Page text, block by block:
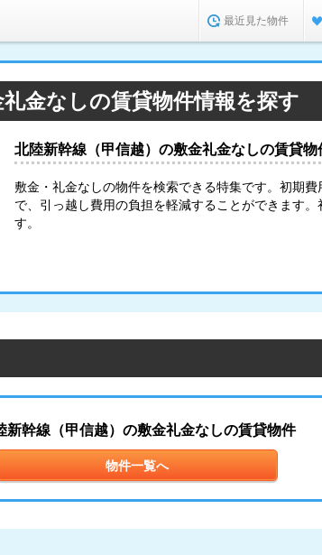
最近見た物件
金なしの賃貸物件情報を探す
北陸新幹線（甲信越）の敷金礼金なしの賃貸物
敷金・礼金なしの物件を検索できる特集です。初期
で、引っ越し費用の負担を軽減することができます
す。
新幹線（甲信越）の敷金礼金なしの賃貸物件
物件一覧へ